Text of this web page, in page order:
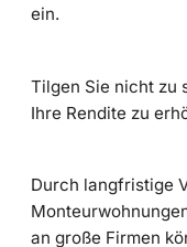
ein.
Tilgen Sie nicht zu
Ihre Rendite zu
Durch langfristige
an große Firmen